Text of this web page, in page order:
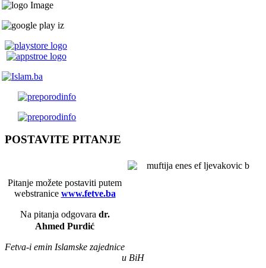
POSTAVITE PITANJE
Pitanje možete postaviti putem
webstranice www.fetve.ba
Na pitanja odgovara dr.
Ahmed Purdić
Fetva-i emin Islamske zajednice
u BiH